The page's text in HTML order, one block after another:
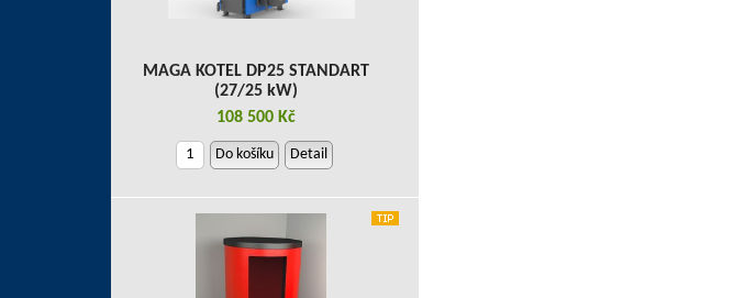
MAGA KOTEL DP25 STANDART
(27/25 kW)
108 500 Kč
Do košíku Detail